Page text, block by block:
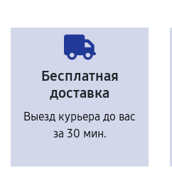
Бесплатная
доставка
Выезд курьера до вас
за 30 мин.